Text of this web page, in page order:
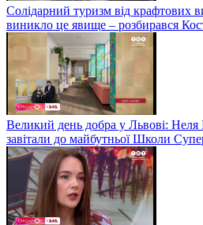
Солідарний туризм від крафтових
виникло це явище – розбирався
Великий день добра у Львові:
завітали до майбутньої Школи